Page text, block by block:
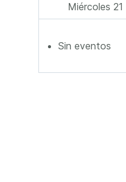
Miércoles
Sin eventos